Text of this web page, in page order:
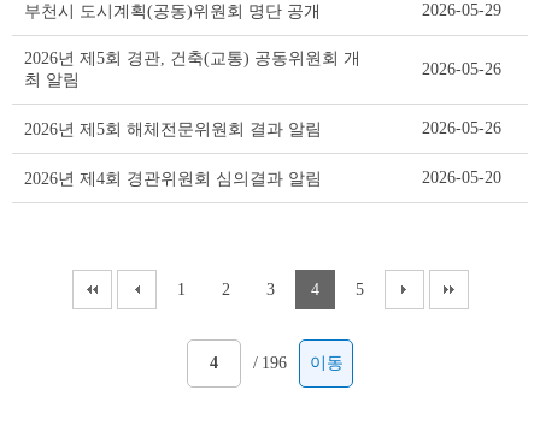
부천시 도시계획(공동)위원회 명단 공개 2026-05-29
2026년 제5회 경관, 건축(교통) 공동위원회 개
최 알림
2026-05-26
2026년 제5회 해체전문위원회 결과 알림 2026-05-26
2026년 제4회 경관위원회 심의결과 알림 2026-05-20
1 2 3 4 5
/ 196 이동